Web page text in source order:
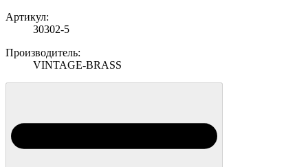
Артикул:
30302-5
Производитель:
VINTAGE-BRASS